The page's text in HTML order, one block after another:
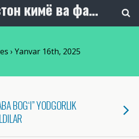
Ўзбекистон кимё ва фармацевтика саноати ходимлари касаба уюшмаси
› Yanvar 16th, 2025
BOGʻI” YODGORLIK